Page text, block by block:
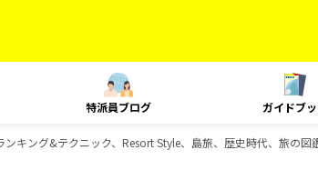
特派員ブログ ガイドブ
キング&テクニック、Resort Style、島旅、歴史時代、旅の